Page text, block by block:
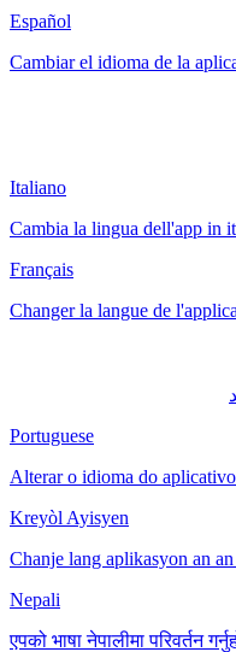
Español
Cambiar el idioma de la
Italiano
Cambia la lingua dell'app in
Français
Changer la langue de
Portuguese
Alterar o idioma do
Kreyòl Ayisyen
Chanje lang aplikasyon an
Nepali
एपको भाषा नेपालीमा परिवर्तन